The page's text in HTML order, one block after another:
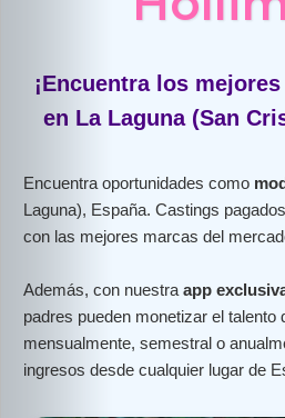
¡Encuentra los
en La Laguna (San
Encuentra oportunidades como
Laguna), España. Castings
con las mejores marcas del
Además, con nuestra app
padres pueden monetizar el
mensualmente, semestral o
ingresos desde cualquier lugar de